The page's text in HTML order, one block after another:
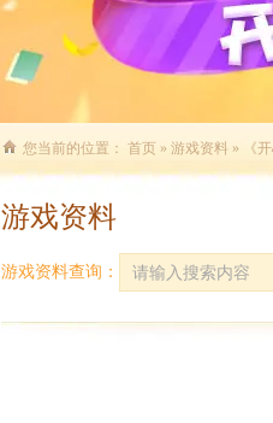
您当前的位置： 首页 » 游戏资料 » 《
游戏资料
游戏资料查询：